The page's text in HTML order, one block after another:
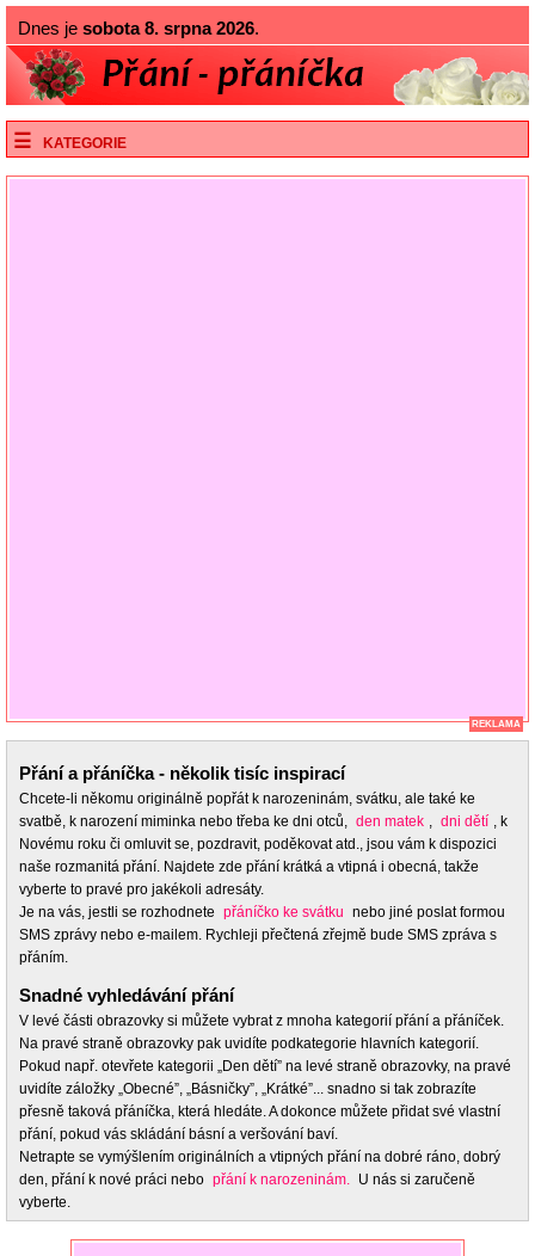
Dnes je sobota 8. srpna 2026.
KATEGORIE
REKLAMA
Přání a přáníčka - několik tisíc inspirací
Chcete-li někomu originálně popřát k narozeninám, svátku, ale také ke
svatbě, k narození miminka nebo třeba ke dni otců, den matek , dni dětí , k
Novému roku či omluvit se, pozdravit, poděkovat atd., jsou vám k dispozici
naše rozmanitá přání. Najdete zde přání krátká a vtipná i obecná, takže
vyberte to pravé pro jakékoli adresáty.
Je na vás, jestli se rozhodnete přáníčko ke svátku nebo jiné poslat formou
SMS zprávy nebo e-mailem. Rychleji přečtená zřejmě bude SMS zpráva s
přáním.
Snadné vyhledávání přání
V levé části obrazovky si můžete vybrat z mnoha kategorií přání a přáníček.
Na pravé straně obrazovky pak uvidíte podkategorie hlavních kategorií.
Pokud např. otevřete kategorii „Den dětí” na levé straně obrazovky, na pravé
uvidíte záložky „Obecné”, „Básničky”, „Krátké”... snadno si tak zobrazíte
přesně taková přáníčka, která hledáte. A dokonce můžete přidat své vlastní
přání, pokud vás skládání básní a veršování baví.
Netrapte se vymýšlením originálních a vtipných přání na dobré ráno, dobrý
den, přání k nové práci nebo přání k narozeninám. U nás si zaručeně
vyberte.